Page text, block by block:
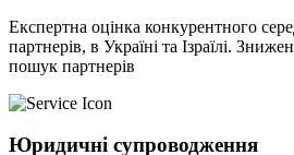
Експертна оцінка конкурентного
партнерів, в Україні та Ізраїлі.
пошук партнерів
Юридичні супроводження